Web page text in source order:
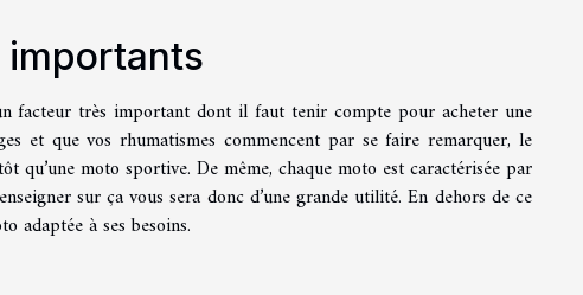
facteur très important dont il faut tenir compte pour acheter une
et que vos rhumatismes commencent par se faire remarquer, le
moto sportive. De même, chaque moto est caractérisée par
sur ça vous sera donc d’une grande utilité. En dehors de ce
adaptée à ses besoins.